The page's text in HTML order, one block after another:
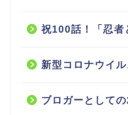
祝100話！「忍者
新型コロナウイ
ブロガーとして